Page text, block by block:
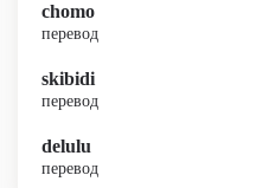
chomo
перевод
skibidi
перевод
delulu
перевод